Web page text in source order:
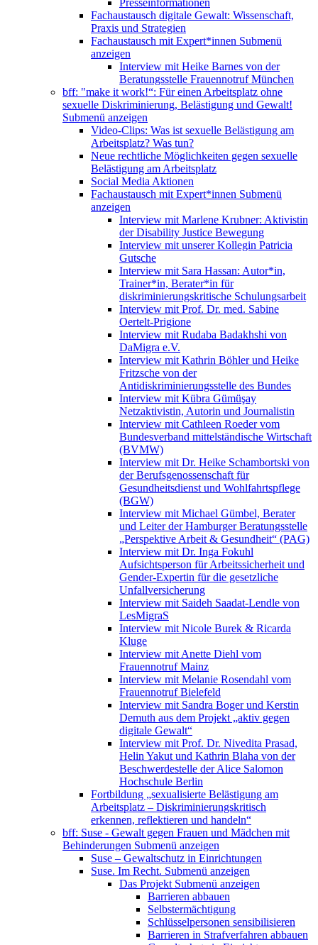
Presseinformationen
Fachaustausch digitale Gewalt: Wissenschaft,
Praxis und Strategien
Fachaustausch mit Expert*innen Submenü
anzeigen
Interview mit Heike Barnes von der
Beratungsstelle Frauennotruf München
bff: "make it work!“: Für einen Arbeitsplatz ohne
sexuelle Diskriminierung, Belästigung und Gewalt!
Submenü anzeigen
Video-Clips: Was ist sexuelle Belästigung am
Arbeitsplatz? Was tun?
Neue rechtliche Möglichkeiten gegen sexuelle
Belästigung am Arbeitsplatz
Social Media Aktionen
Fachaustausch mit Expert*innen Submenü
anzeigen
Interview mit Marlene Krubner: Aktivistin
der Disability Justice Bewegung
Interview mit unserer Kollegin Patricia
Gutsche
Interview mit Sara Hassan: Autor*in,
Trainer*in, Berater*in für
diskriminierungskritische Schulungsarbeit
Interview mit Prof. Dr. med. Sabine
Oertelt-Prigione
Interview mit Rudaba Badakhshi von
DaMigra e.V.
Interview mit Kathrin Böhler und Heike
Fritzsche von der
Antidiskriminierungsstelle des Bundes
Interview mit Kübra Gümüşay
Netzaktivistin, Autorin und Journalistin
Interview mit Cathleen Roeder vom
Bundesverband mittelständische Wirtschaft
(BVMW)
Interview mit Dr. Heike Schambortski von
der Berufsgenossenschaft für
Gesundheitsdienst und Wohlfahrtspflege
(BGW)
Interview mit Michael Gümbel, Berater
und Leiter der Hamburger Beratungsstelle
„Perspektive Arbeit & Gesundheit“ (PAG)
Interview mit Dr. Inga Fokuhl
Aufsichtsperson für Arbeitssicherheit und
Gender-Expertin für die gesetzliche
Unfallversicherung
Interview mit Saideh Saadat-Lendle von
LesMigraS
Interview mit Nicole Burek & Ricarda
Kluge
Interview mit Anette Diehl vom
Frauennotruf Mainz
Interview mit Melanie Rosendahl vom
Frauennotruf Bielefeld
Interview mit Sandra Boger und Kerstin
Demuth aus dem Projekt „aktiv gegen
digitale Gewalt“
Interview mit Prof. Dr. Nivedita Prasad,
Helin Yakut und Kathrin Blaha von der
Beschwerdestelle der Alice Salomon
Hochschule Berlin
Fortbildung „sexualisierte Belästigung am
Arbeitsplatz – Diskriminierungskritisch
erkennen, reflektieren und handeln“
bff: Suse - Gewalt gegen Frauen und Mädchen mit
Behinderungen Submenü anzeigen
Suse – Gewaltschutz in Einrichtungen
Suse. Im Recht. Submenü anzeigen
Das Projekt Submenü anzeigen
Barrieren abbauen
Selbstermächtigung
Schlüsselpersonen sensibilisieren
Barrieren in Strafverfahren abbauen